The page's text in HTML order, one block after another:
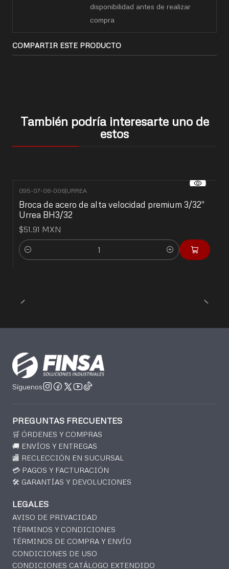
disponibilidad antes de realizar
compra
COMPARTIR ESTE PRODUCTO
También podría interesarte uno de
estos
095-07-06-006|URREA
Broca de acero de alta velocidad premium 3/32"
Urrea BH3/32
$51.91 MXN
Cantidad
Síguenos
PREGUNTAS FRECUENTES
🛒 ÓRDENES Y COMPRAS
🚚 ENVÍOS Y ENTREGAS
🏬 RECLECCIÓN EN SUCURSAL
💳 PAGOS Y FACTURACIÓN
🛠️ GARANTÍAS Y DEVOLUCIONES
LEGALES
AVISO DE PRIVACIDAD
TÉRMINOS Y CONDICIONES
TÉRMINOS DE COMPRA Y ENVÍO
CONDICIONES DE USO
CONDICIONES CATÁLOGO EXTENDIDO